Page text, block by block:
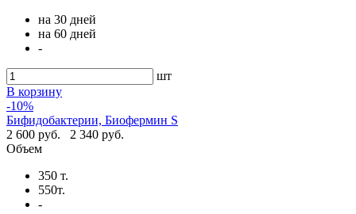
на 30 дней
на 60 дней
-
шт
В корзину
-10%
Бифидобактерии, Биофермин S
2 600 руб.
2 340 руб.
Объем
350 т.
550т.
-